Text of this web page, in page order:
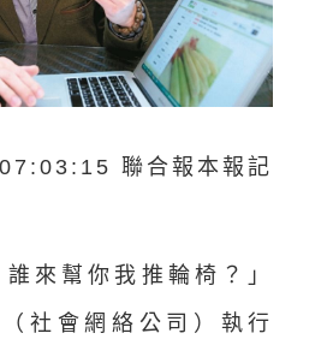
聯合報本報記
誰來幫你我推輪椅？」
社會網絡公司）執行